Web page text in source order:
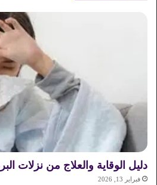
دليل الوقاية والعلاج من نزلات البرد
فبراير 13, 2026